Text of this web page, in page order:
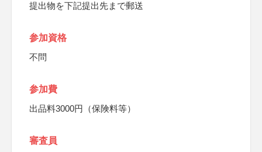
提出物を下記提出先まで郵送
参加資格
不問
参加費
出品料3000円（保険料等）
審査員